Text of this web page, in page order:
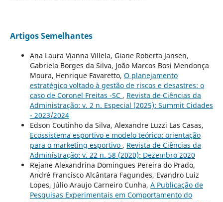
Artigos Semelhantes
Ana Laura Vianna Villela, Giane Roberta Jansen,
Gabriela Borges da Silva, João Marcos Bosi Mendonça
Moura, Henrique Favaretto, O planejamento
estratégico voltado à gestão de riscos e desastres: o
caso de Coronel Freitas -SC , Revista de Ciências da
Administração: v. 2 n. Especial (2025): Summit Cidades
- 2023/2024
Edson Coutinho da Silva, Alexandre Luzzi Las Casas,
Ecossistema esportivo e modelo teórico: orientação
para o marketing esportivo , Revista de Ciências da
Administração: v. 22 n. 58 (2020): Dezembro 2020
Rejane Alexandrina Domingues Pereira do Prado,
André Francisco Alcântara Fagundes, Evandro Luiz
Lopes, Júlio Araujo Carneiro Cunha, A Publicação de
Pesquisas Experimentais em Comportamento do